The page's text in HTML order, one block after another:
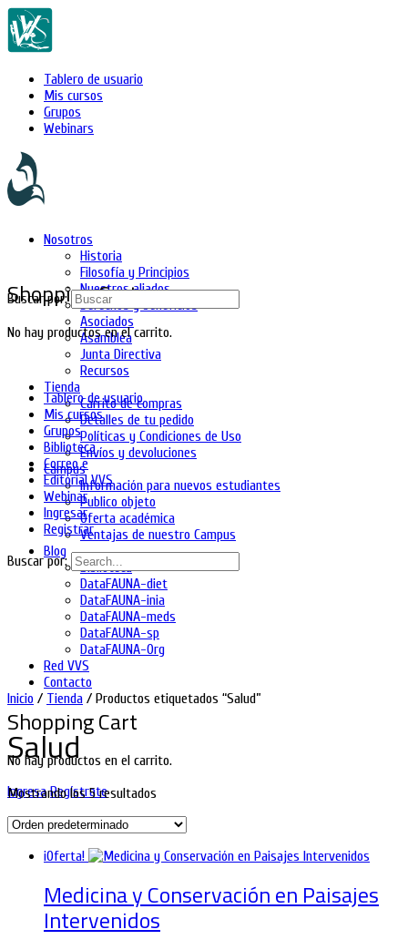
Tablero de usuario
Mis cursos
Grupos
Webinars
Nosotros
Historia
Filosofía y Principios
Nuestros aliados
Derechos y beneficios
Asociados
Asamblea
Junta Directiva
Recursos
Tienda
Carrito de compras
Detalles de tu pedido
Políticas y Condiciones de Uso
Envíos y devoluciones
Campus
Información para nuevos estudiantes
Publico objeto
Oferta académica
Ventajas de nuestro Campus
Blog
Biblioteca
DataFAUNA-diet
DataFAUNA-inia
DataFAUNA-meds
DataFAUNA-sp
DataFAUNA-Org
Red VVS
Contacto
Shopping Cart
No hay productos en el carrito.
Ingresa Regístrate
Shopping Cart
No hay productos en el carrito.
Buscar por:
Tablero de usuario
Mis cursos
Grupos
Biblioteca
Correo e
Editorial VVS
Webinar
Ingresar
Registrar
Buscar por:
Inicio / Tienda / Productos etiquetados “Salud”
Salud
Mostrando los 5 resultados
¡Oferta!
Medicina y Conservación en Paisajes
Intervenidos